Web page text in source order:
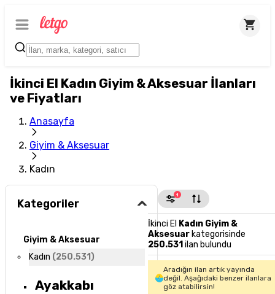
İkinci El Kadın Giyim & Aksesuar İlanları
ve Fiyatları
Anasayfa
Giyim & Aksesuar
Kadın
Kategoriler
Giyim & Aksesuar
Kadın (250.531)
Ayakkabı
1
İkinci El Kadın Giyim &
Aksesuarkategorisinde
250.531 ilan bulundu
Aradığın ilan artık yayında
değil. Aşağıdaki benzer ilanlara
göz atabilirsin!